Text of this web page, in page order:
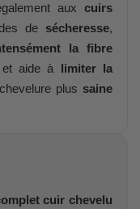
auxcuirs
de sécheresse,
la fibre
et aide à limiter la
plus saine
cuir chevelu